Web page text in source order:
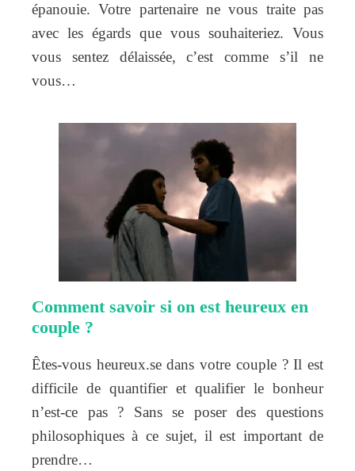
épanouie. Votre partenaire ne vous traite pas
avec les égards que vous souhaiteriez. Vous
vous sentez délaissée, c’est comme s’il ne
vous…
Comment savoir si on est heureux en
couple ?
Êtes-vous heureux.se dans votre couple ? Il est
difficile de quantifier et qualifier le bonheur
n’est-ce pas ? Sans se poser des questions
philosophiques à ce sujet, il est important de
prendre…